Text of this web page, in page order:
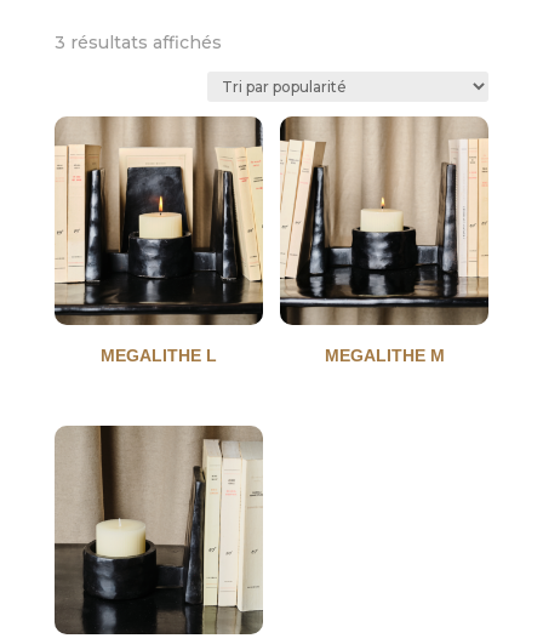
3 résultats affichésTrié
popularité
MEGALITHE L MEGALITHE M